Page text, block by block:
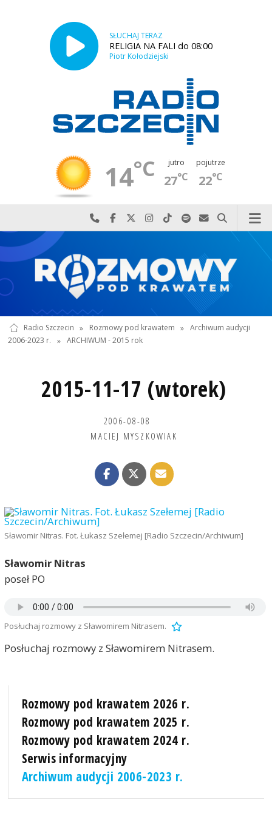
SŁUCHAJ TERAZ
RELIGIA NA FALI do 08:00
Piotr Kołodziejski
14°C jutro
27°C
pojutrze
22°C
Najlepiej po prostu do nas zadzwoń
Odwiedź nas na Facebook-u
Odwiedź nas na X
Odwiedź nas na Instagram-ie
Odwiedź nas na TikTok-u
Szukaj nas na Spotify
Wyślij do nas
Szukaj
Radio Szczecin » Rozmowy pod krawatem » Archiwum audycji
2006-2023 r.
» ARCHIWUM - 2015 rok
2015-11-17 (wtorek)
2006-08-08
MACIEJ MYSZKOWIAK
Sławomir Nitras. Fot. Łukasz Szełemej [Radio Szczecin/Archiwum]
Sławomir Nitras
poseł PO
Posłuchaj rozmowy z Sławomirem Nitrasem.
Posłuchaj rozmowy z Sławomirem Nitrasem.
Rozmowy pod krawatem 2026 r.
Rozmowy pod krawatem 2025 r.
Rozmowy pod krawatem 2024 r.
Serwis informacyjny
Archiwum audycji 2006-2023 r.